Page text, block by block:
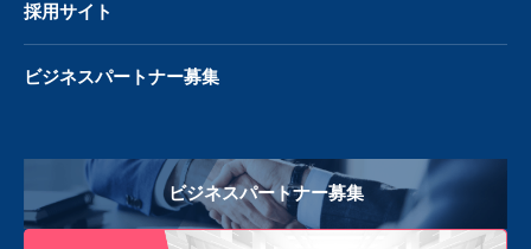
採用サイト
ビジネスパートナー募集
ビジネスパートナー募集